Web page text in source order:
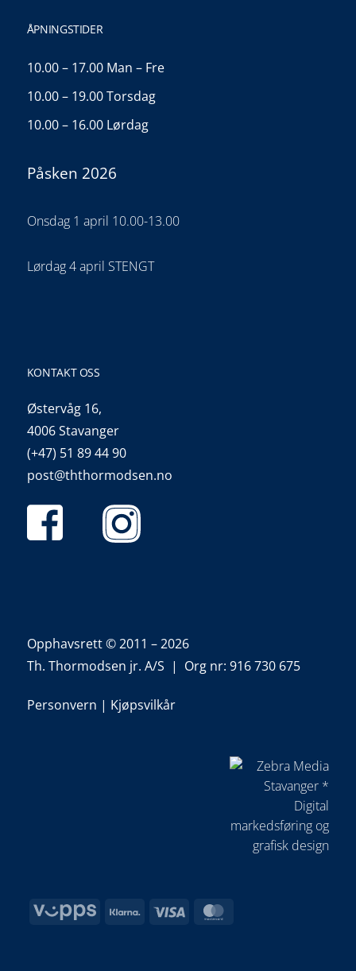
ÅPNINGSTIDER
10.00 – 17.00 Man – Fre
10.00 – 19.00 Torsdag
10.00 – 16.00 Lørdag
Påsken 2026
Onsdag 1 april 10.00-13.00
Lørdag 4 april STENGT
KONTAKT OSS
Østervåg 16,
4006 Stavanger
(+47) 51 89 44 90
post@ththormodsen.no
Opphavsrett © 2011 – 2026
Th. Thormodsen jr. A/S | Org nr: 916 730 675
Personvern | Kjøpsvilkår
Vipps Klarna Visa